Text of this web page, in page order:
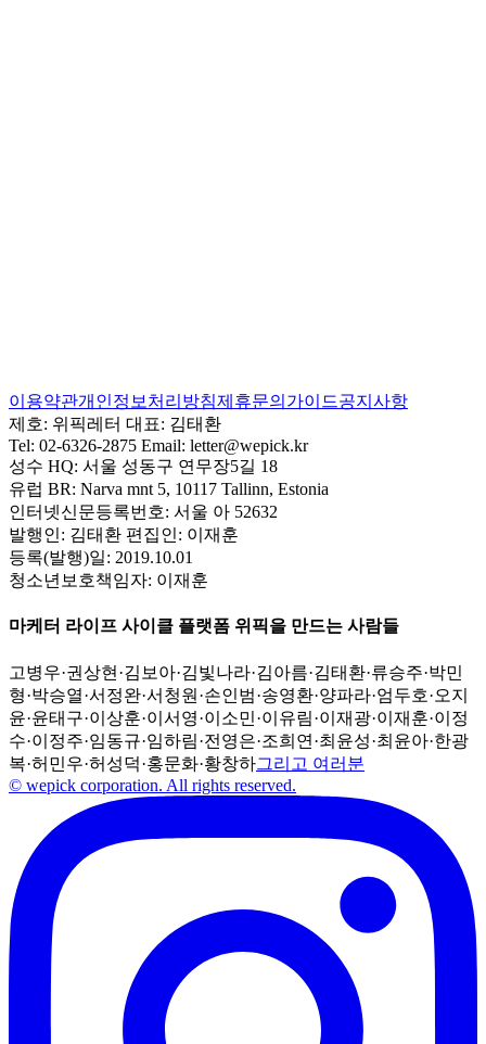
이용약관개인정보처리방침제휴문의 가이드공지사항
제호: 위픽레터 대표: 김태환
Tel: 02-6326-2875 Email: letter@wepick.kr
성수 HQ: 서울 성동구 연무장5길 18
유럽 BR: Narva mnt 5, 10117 Tallinn, Estonia
인터넷신문등록번호: 서울 아 52632
발행인: 김태환 편집인: 이재훈
등록(발행)일: 2019.10.01
청소년보호책임자: 이재훈
마케터 라이프 사이클 플랫폼 위픽을 만드는 사람들
고병우·권상현 ·김보아·김빛나라·김아름·김태환·류승주·박민
형·박승열·서정완·서청원 ·손인범·송영환·양파라·엄두호·오지
윤·윤태구·이상훈·이서영·이소민·이유림·이재광·이재훈·이정
수·이정주·임동규·임하림·전영은·조희연 ·최윤성·최윤아·한광
복·허민우·허성덕·홍문화·황창하그리고 여러분
© wepick corporation. All rights reserved.